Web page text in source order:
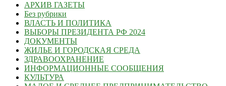
АРХИВ ГАЗЕТЫ
Без рубрики
ВЛАСТЬ И ПОЛИТИКА
ВЫБОРЫ ПРЕЗИДЕНТА РФ 2024
ДОКУМЕНТЫ
ЖИЛЬЕ И ГОРОДСКАЯ СРЕДА
ЗДРАВООХРАНЕНИЕ
ИНФОРМАЦИОННЫЕ СООБЩЕНИЯ
КУЛЬТУРА